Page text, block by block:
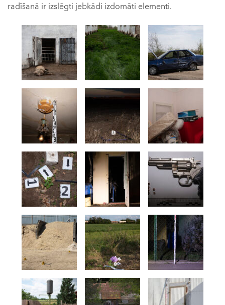
radīšanā ir izslēgti jebkādi izdomāti elementi.